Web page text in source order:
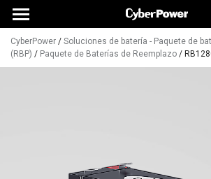
CyberPower / Soluciones de batería - Paquete de
(RBP) / Paquete de Baterías de Reemplazo /